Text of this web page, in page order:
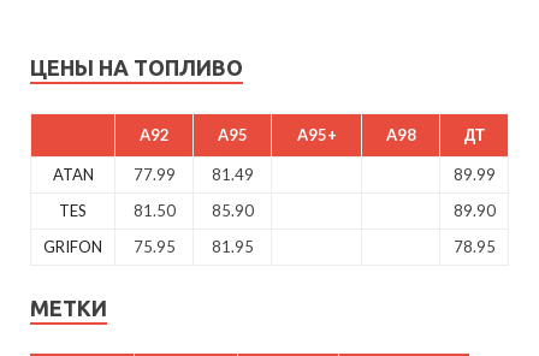
ЦЕНЫ НА ТОПЛИВО
A92 A95 A95+ A98 ДТ
ATAN 77.99 81.49
89.99
TES
81.50 85.90
89.90
GRIFON
75.95 81.95 78.95
МЕТКИ